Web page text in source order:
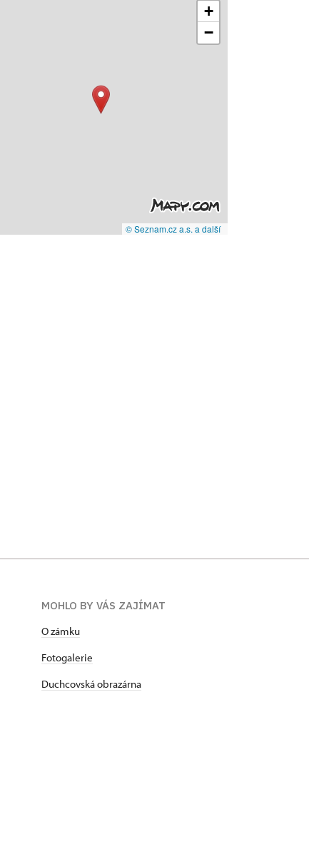
+
−
© Seznam.cz a.s. a další
MOHLO BY VÁS ZAJÍMAT
O zámku
Fotogalerie
Duchcovská obrazárna